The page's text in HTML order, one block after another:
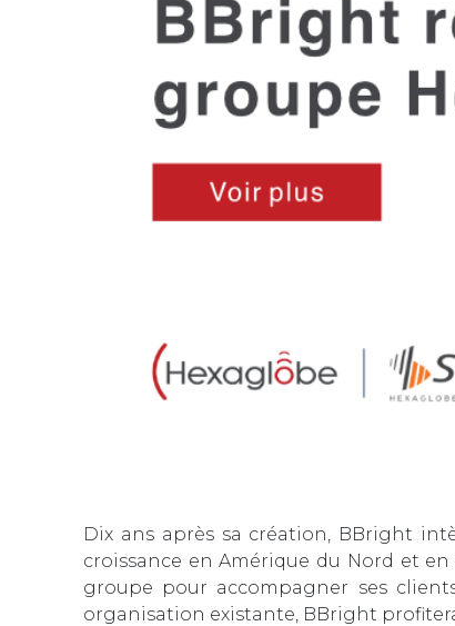
Dix ans après sa création, BBright
croissance en Amérique du Nord et
groupe pour accompagner ses
organisation existante, BBright